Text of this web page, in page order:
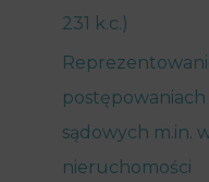
231 k.c.)
sądowych m.in.
nieruchomości